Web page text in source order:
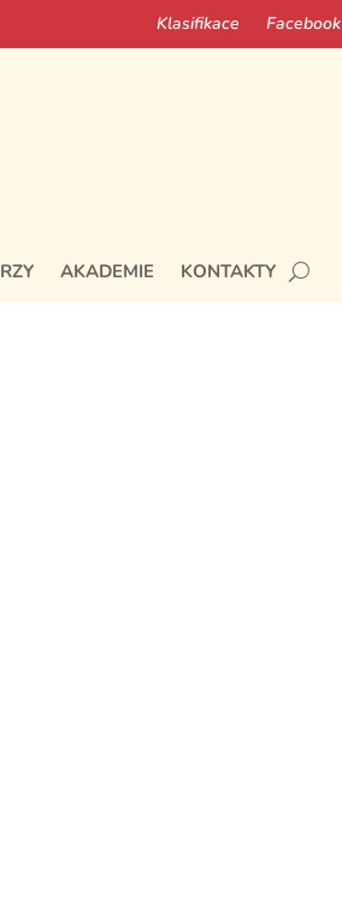
Klasifikace Facebook
AKADEMIE KONTAKTY